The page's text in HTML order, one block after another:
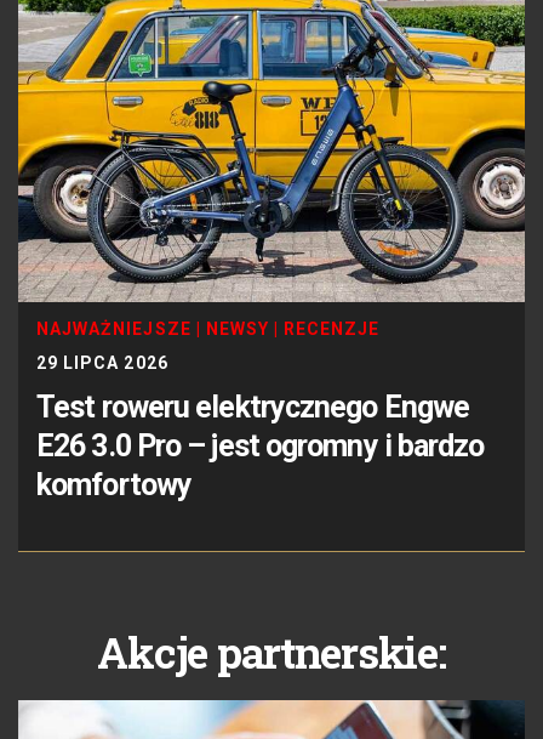
NAJWAŻNIEJSZE NEWSY
RECENZJE
29 LIPCA 2026
Test roweru elektrycznego Engwe
E26 3.0 Pro – jest ogromny i bardzo
komfortowy
Akcje partnerskie: